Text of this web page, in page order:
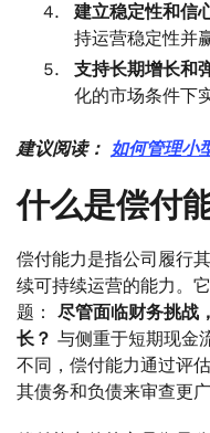
建立稳定性和信
持运营稳定性并
支持长期增长和
化的市场条件下
建议阅读： 如何管理小
什么是偿付
偿付能力是指公司履行
续可持续运营的能力。
题： 尽管面临财务挑战
长？ 与侧重于短期现金
不同，偿付能力通过评
其债务和负债来审查更